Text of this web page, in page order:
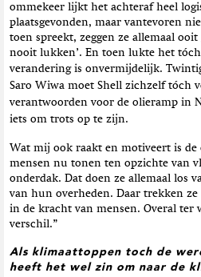
ommekeer lijkt het achteraf heel
plaatsgevonden, maar vantevoren
toen spreekt, zeggen ze allemaal
nooit lukken’. En toen lukte het
verandering is onvermijdelijk.
Saro Wiwa moet Shell zichzelf tóch
verantwoorden voor de olieramp in
iets om trots op te zijn.
Wat mij ook raakt en motiveert is de
mensen nu tonen ten opzichte van
onderdak. Dat doen ze allemaal los
van hun overheden. Daar trekken
in de kracht van mensen. Overal ter
verschil.”
Als klimaattoppen toch de
heeft het wel zin om naar de